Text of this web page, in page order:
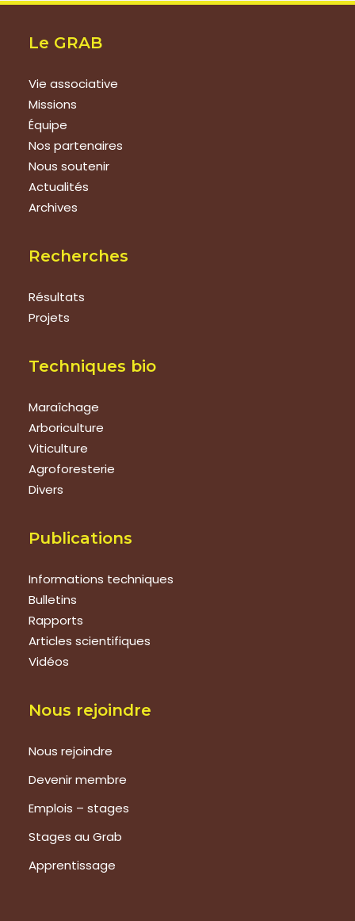
Le GRAB
Vie associative
Missions
Équipe
Nos partenaires
Nous soutenir
Actualités
Archives
Recherches
Résultats
Projets
Techniques bio
Maraîchage
Arboriculture
Viticulture
Agroforesterie
Divers
Publications
Informations techniques
Bulletins
Rapports
Articles scientifiques
Vidéos
Nous rejoindre
Nous rejoindre
Devenir membre
Emplois – stages
Stages au Grab
Apprentissage